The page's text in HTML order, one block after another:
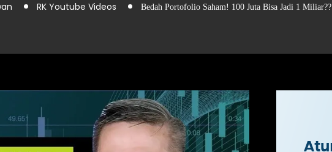
RK Youtube Videos Bedah Portofolio Saham! 100 Juta Bisa Jadi 1 Miliar??